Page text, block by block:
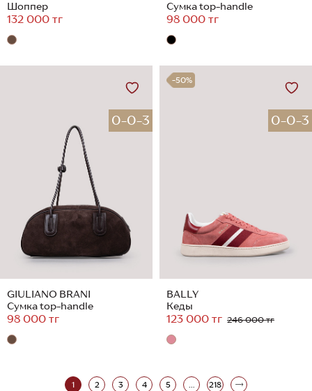
Шоппер
132 000 тг
Сумка top-handle
98 000 тг
0-0-3
GIULIANO BRANI
Сумка top-handle
98 000 тг
-50%
0-0-3
BALLY
Кеды
123 000 тг 246 000 тг
1 2 3 4 5 ... 218